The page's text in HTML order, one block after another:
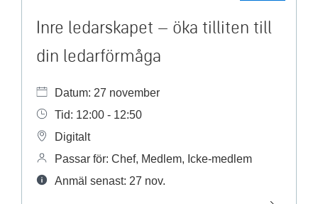
Inre ledarskapet – öka tilliten till
din ledarförmåga
Datum: 27 november
Tid: 12:00 - 12:50
Digitalt
Passar för: Chef, Medlem, Icke-medlem
Anmäl senast: 27 nov.